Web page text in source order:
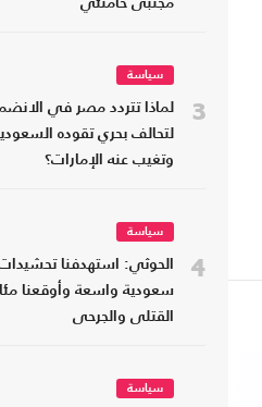
مجتبى خامنئي
3
سياسة
لماذا تتردد مصر في
لتحالف بحري تقوده
وتغيب عنه الإمارات؟
4
سياسة
الحوثي: استهدفنا
سعودية واسعة وأوقعنا
القتلى والجرحى
سياسة